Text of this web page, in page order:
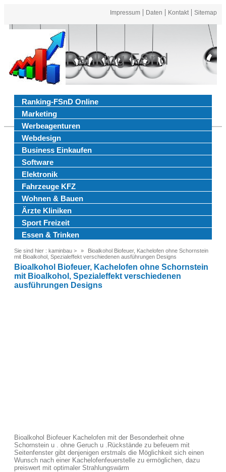
Impressum Daten Kontakt Sitemap
Ranking FSnd
Ranking-FSnD Online
Marketing
Werbeagenturen
Webdesign
Business Einkaufen
Software
Elektronik
Fahrzeuge KFZ
Wohnen & Bauen
Ärzte Kliniken
Sport Freizeit
Essen & Trinken
Sie sind hier : kaminbau >
Bioalkohol Biofeuer, Kachelofen ohne Schornstein
mit Bioalkohol, Spezialeffekt verschiedenen ausführungen Designs
Bioalkohol Biofeuer, Kachelofen ohne Schornstein
mit Bioalkohol, Spezialeffekt verschiedenen
ausführungen Designs
Bioalkohol Biofeuer Kachelofen mit der Besonderheit ohne
Schornstein u . ohne Geruch u .Rückstände zu befeuern mit
Seitenfenster gibt denjenigen erstmals die Möglichkeit sich einen
Wunsch nach einer Kachelofenfeuerstelle zu ermöglichen, dazu
preiswert mit optimaler Strahlungswärm